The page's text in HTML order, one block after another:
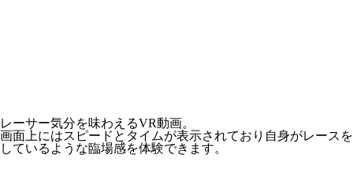
レーサー気分を味わえるVR動画。
画面上にはスピードとタイムが表示されており自身がレースを
しているような臨場感を体験できます。